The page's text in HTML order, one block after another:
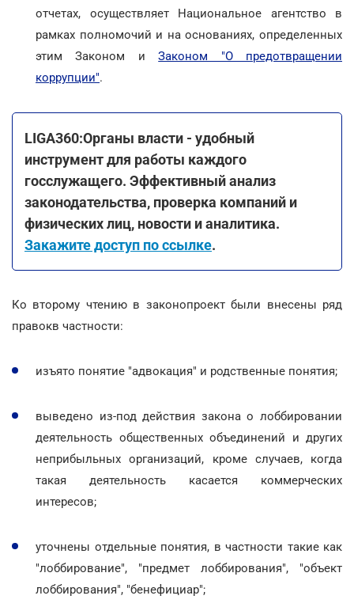
отчетах, осуществляет Национальное агентство в
рамках полномочий и на основаниях, определенных
этим Законом иЗаконом "О предотвращении
коррупции".
LIGA360:Органы власти - удобный
инструмент для работы каждого
госслужащего. Эффективный анализ
законодательства, проверка компаний и
физических лиц, новости и аналитика.
Закажите доступ по ссылке.
Ко второму чтению в законопроект были внесены ряд
правокв частности:
изъято понятие "адвокация" и родственные понятия;
выведено из-под действия закона о лоббировании
деятельность общественных объединений и других
неприбыльных организаций, кроме случаев, когда
такая деятельность касается коммерческих
интересов;
уточнены отдельные понятия, в частности такие как
"лоббирование", "предмет лоббирования", "объект
лоббирования", "бенефициар";